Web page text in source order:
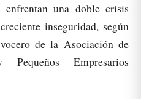
enfrentan una doble crisis
inseguridad, según
de la Asociación de
Empresarios